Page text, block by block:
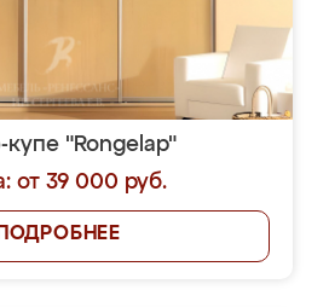
"Rongelap"
от 39 000 руб.
ПОДРОБНЕЕ